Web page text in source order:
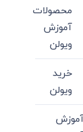
محصولات
آموزش
ویولن
خرید
ویولن